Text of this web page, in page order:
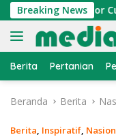
Langsung
ke
konten
Breaking News
Atraktor Cumi
Berita Pertanian
Beranda Berita
Berita, Inspiratif,